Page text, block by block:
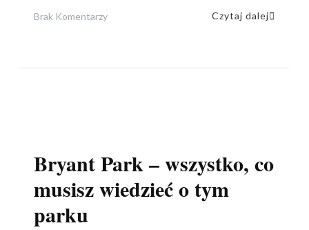
Brak KomentarzyDo
(Festiwal
Januarego)
Czytaj dalej
Bryant Park – wszystko, co
musisz wiedzieć o tym
parku